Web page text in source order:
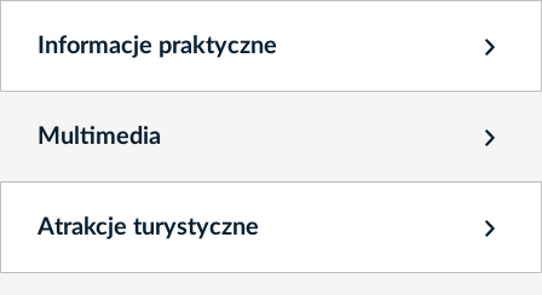
Informacje praktyczne
Multimedia
Atrakcje turystyczne